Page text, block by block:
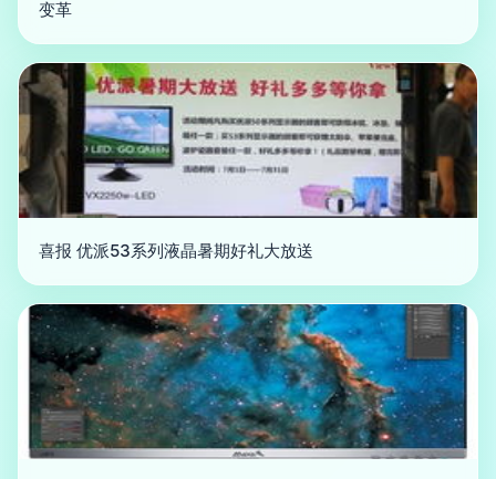
变革
喜报 优派53系列液晶暑期好礼大放送